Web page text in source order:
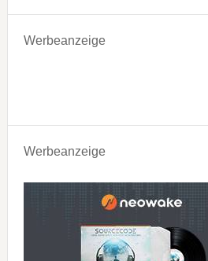
Werbeanzeige
Werbeanzeige